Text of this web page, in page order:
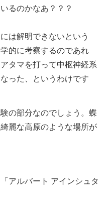
るのかなあ？？？
は解明できないという
的に考察するのであれ
タマを打って中枢神経系
った、というわけです
の部分なのでしょう。蝶
麗な高原のような場所が
アルバート アインシュタ